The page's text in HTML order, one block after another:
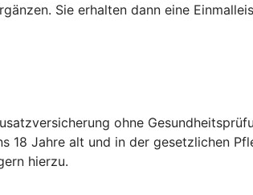
Sie erhalten dann eine
ohne
18 Jahre alt und in der gesetzlichen
hierzu.